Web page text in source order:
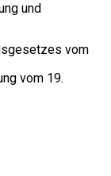
und
vom
vom 19.